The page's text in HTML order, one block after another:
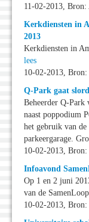
11-02-2013, Bron:
Kerkdiensten in
2013
Kerkdiensten in
lees
10-02-2013,
Q-Park gaat
Beheerder Q-Park
naast poppodium
het gebruik van
parkeergarage.
10-02-2013,
Infoavond
Op 1 en 2 juni
van de
10-02-2013,